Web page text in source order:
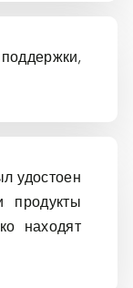
удостоен
продукты
находят